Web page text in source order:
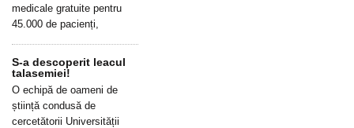
medicale gratuite pentru
45.000 de pacienți,
S-a descoperit leacul
talasemiei!
O echipă de oameni de
știință condusă de
cercetătorii Universității